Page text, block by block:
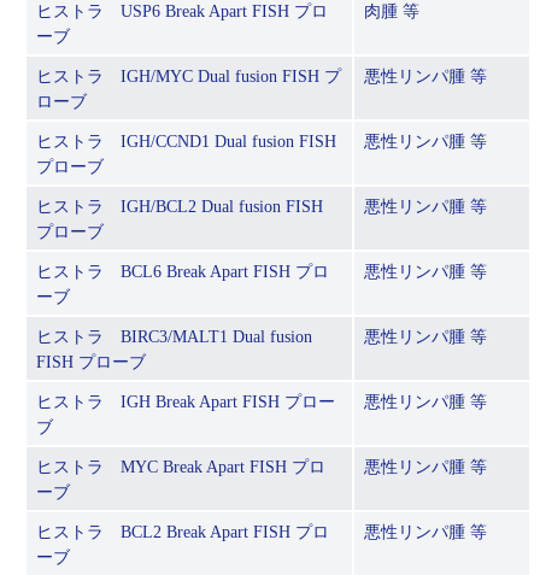
ヒストラ USP6 Break Apart FISH プロ
ーブ
肉腫 等
ヒストラ IGH/MYC Dual fusion FISH プ
ローブ
悪性リンパ腫 等
ヒストラ IGH/CCND1 Dual fusion FISH
プローブ
悪性リンパ腫 等
ヒストラ IGH/BCL2 Dual fusion FISH
プローブ
悪性リンパ腫 等
ヒストラ BCL6 Break Apart FISH プロ
ーブ
悪性リンパ腫 等
ヒストラ BIRC3/MALT1 Dual fusion
FISH プローブ
悪性リンパ腫 等
ヒストラ IGH Break Apart FISH プロー
ブ
悪性リンパ腫 等
ヒストラ MYC Break Apart FISH プロ
ーブ
悪性リンパ腫 等
ヒストラ BCL2 Break Apart FISH プロ
ーブ
悪性リンパ腫 等